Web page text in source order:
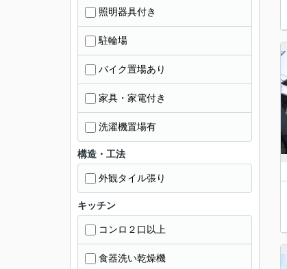
照明器具付き
駐輪場
バイク置場あり
家具・家電付き
洗濯機置場有
構造・工法
外観タイル張り
キッチン
コンロ２口以上
食器洗い乾燥機